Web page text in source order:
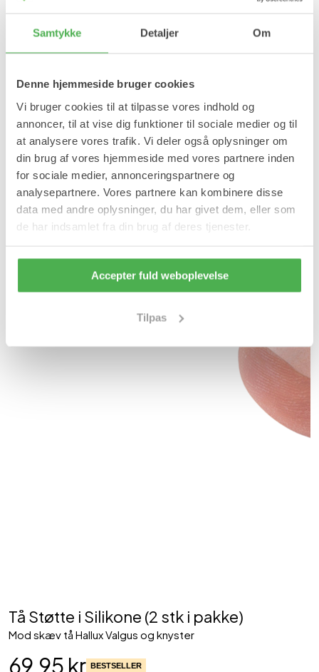
Samtykke Detaljer Om
Denne hjemmeside bruger cookies
Vi bruger cookies til at tilpasse vores indhold og
annoncer, til at vise dig funktioner til sociale medier og til
at analysere vores trafik. Vi deler også oplysninger om
din brug af vores hjemmeside med vores partnere inden
for sociale medier, annonceringspartnere og
analysepartnere. Vores partnere kan kombinere disse
data med andre oplysninger, du har givet dem, eller som
de har indsamlet fra din brug af deres tjenester.
Accepter fuld weboplevelse
Tilpas
Tå Støtte i Silikone (2 stk i pakke)
Mod skæv tå Hallux Valgus og knyster
69,95 kr BESTSELLER